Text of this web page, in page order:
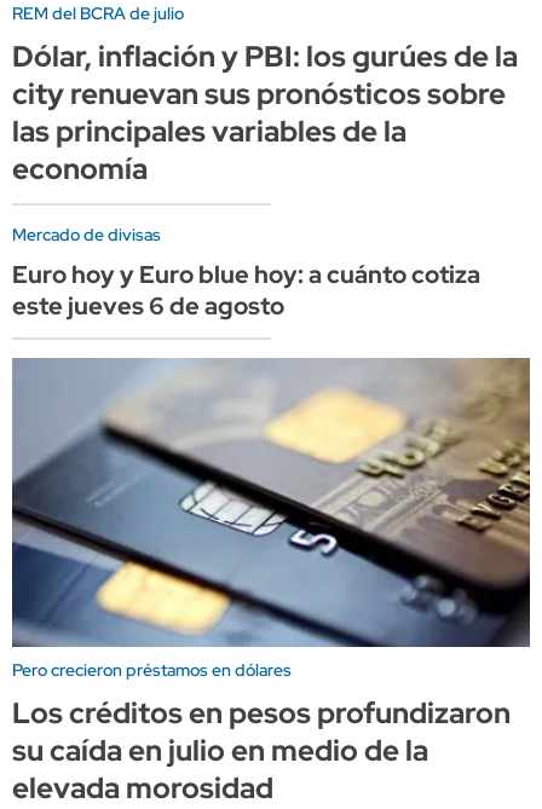
REM del BCRA de julio
Dólar, inflación y PBI: los gurúes de la
city renuevan sus pronósticos sobre
las principales variables de la
economía
Mercado de divisas
Euro hoy y Euro blue hoy: a cuánto cotiza
este jueves 6 de agosto
Pero crecieron préstamos en dólares
Los créditos en pesos profundizaron
su caída en julio en medio de la
elevada morosidad